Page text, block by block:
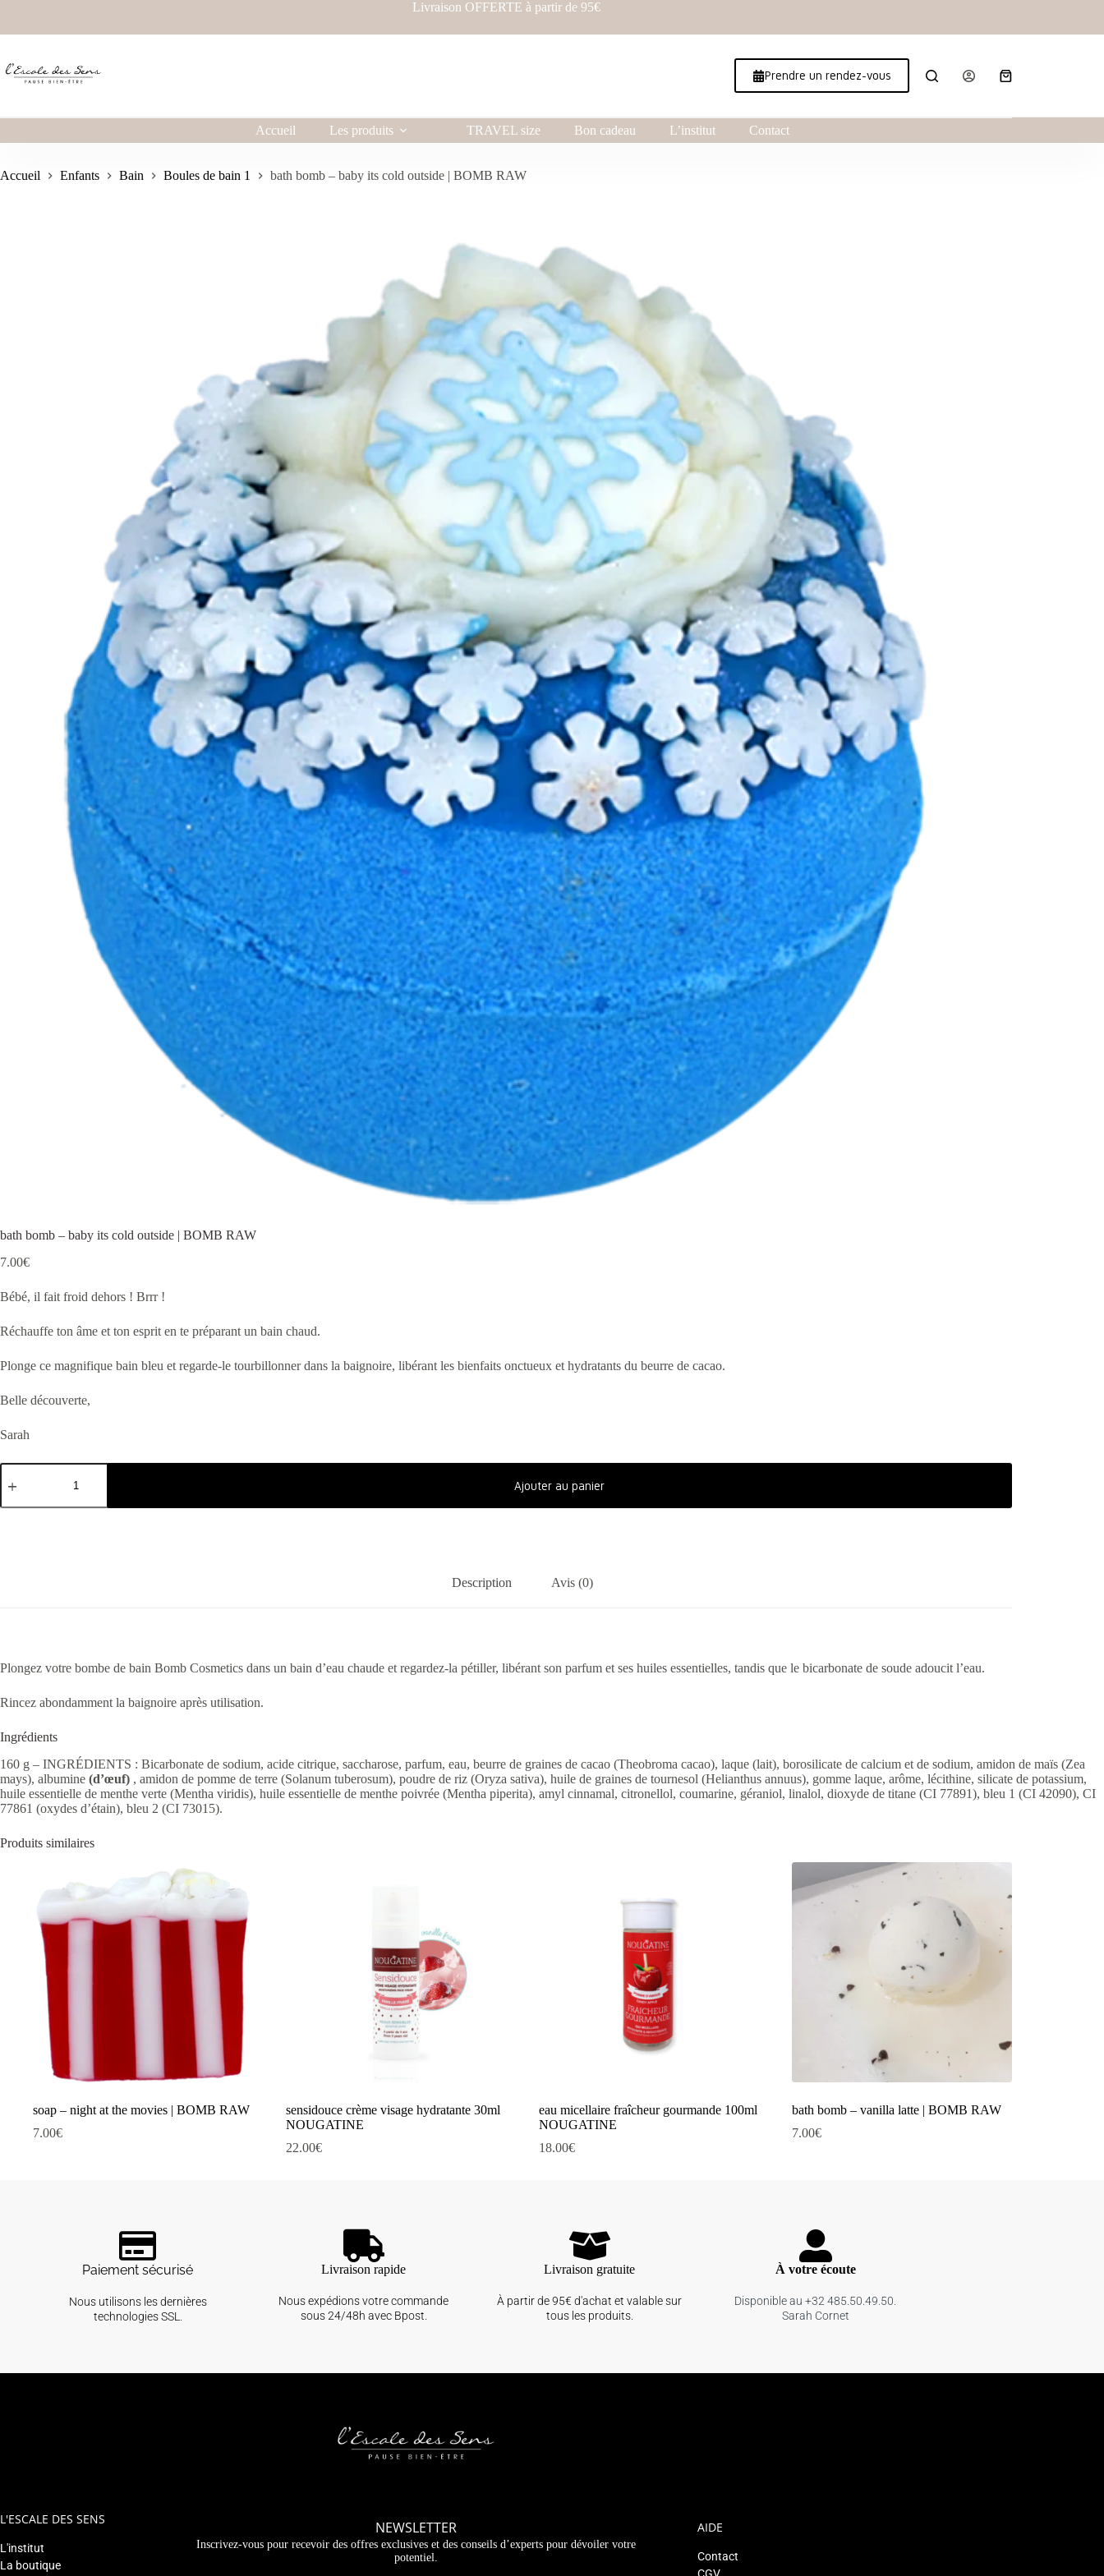
Livraison OFFERTE à partir de 95€
Prendre un rendez-vous
Accueil Les produits TRAVEL size Bon cadeau L’institut Contact
Accueil Enfants Bain Boules de bain 1 bath bomb – baby its cold outside | BOMB RAW
bath bomb – baby its cold outside | BOMB RAW
7.00€
Bébé, il fait froid dehors ! Brrr !
Réchauffe ton âme et ton esprit en te préparant un bain chaud.
Plonge ce magnifique bain bleu et regarde-le tourbillonner dans la baignoire, libérant les bienfaits onctueux et hydratants du beurre de cacao.
Belle découverte,
Sarah
Ajouter au panier
Description Avis (0)
Plongez votre bombe de bain Bomb Cosmetics dans un bain d’eau chaude et regardez-la pétiller, libérant son parfum et ses huiles essentielles, tandis que le bicarbonate de soude adoucit l’eau.
Rincez abondamment la baignoire après utilisation.
Ingrédients
160 g – INGRÉDIENTS : Bicarbonate de sodium, acide citrique, saccharose, parfum, eau, beurre de graines de cacao (Theobroma cacao), laque (lait), borosilicate de calcium et de sodium, amidon de maïs (Zea
mays), albumine (d’œuf) , amidon de pomme de terre (Solanum tuberosum), poudre de riz (Oryza sativa), huile de graines de tournesol (Helianthus annuus), gomme laque, arôme, lécithine, silicate de potassium,
huile essentielle de menthe verte (Mentha viridis), huile essentielle de menthe poivrée (Mentha piperita), amyl cinnamal, citronellol, coumarine, géraniol, linalol, dioxyde de titane (CI 77891), bleu 1 (CI 42090), CI
77861 (oxydes d’étain), bleu 2 (CI 73015).
Produits similaires
soap – night at the movies | BOMB RAW
7.00€
sensidouce crème visage hydratante 30ml
NOUGATINE
22.00€
eau micellaire fraîcheur gourmande 100ml
NOUGATINE
18.00€
bath bomb – vanilla latte | BOMB RAW
7.00€
Paiement sécurisé
Nous utilisons les dernières
technologies SSL.
Livraison rapide
Nous expédions votre commande
sous 24/48h avec Bpost.
Livraison gratuite
À partir de 95€ d'achat et valable sur
tous les produits.
À votre écoute
Disponible au +32 485.50.49.50.
Sarah Cornet
L'ESCALE DES SENS
L'institut
La boutique
NEWSLETTER
Inscrivez-vous pour recevoir des offres exclusives et des conseils d’experts pour dévoiler votre
potentiel.
AIDE
Contact